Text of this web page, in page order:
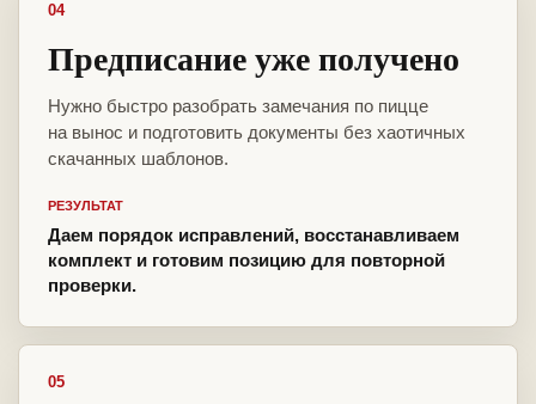
04
Предписание уже получено
Нужно быстро разобрать замечания по пицце
на вынос и подготовить документы без хаотичных
скачанных шаблонов.
РЕЗУЛЬТАТ
Даем порядок исправлений, восстанавливаем
комплект и готовим позицию для повторной
проверки.
05